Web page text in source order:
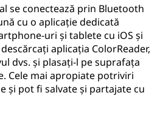
se conectează prin Bluetooth
cu o aplicație dedicată
uri și tablete cu iOS și
aplicația ColorReader,
dvs. și plasați-l pe suprafața
Cele mai apropiate potriviri
și pot fi salvate și partajate cu